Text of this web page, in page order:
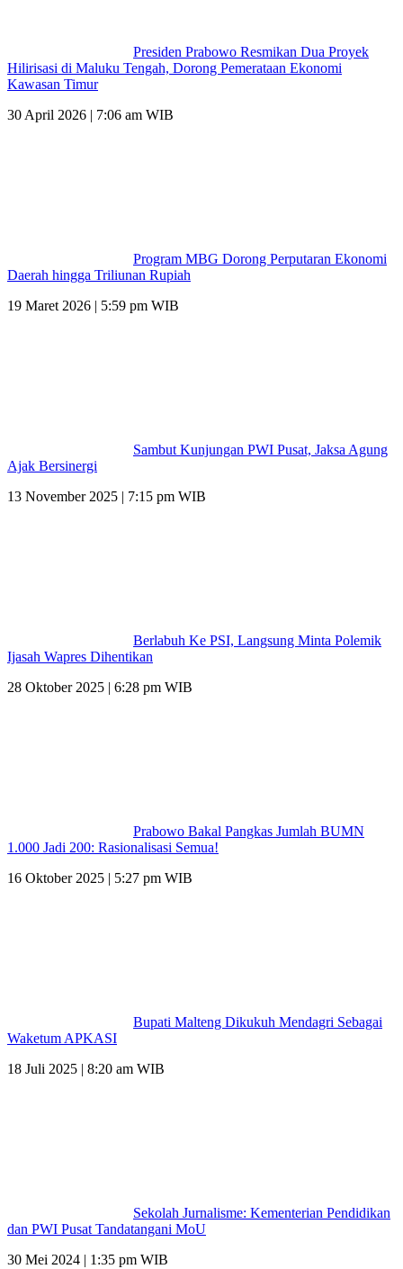
Presiden Prabowo Resmikan Dua Proyek
Hilirisasi di Maluku Tengah, Dorong Pemerataan Ekonomi
Kawasan Timur
30 April 2026 | 7:06 am WIB
Program MBG Dorong Perputaran Ekonomi
Daerah hingga Triliunan Rupiah
19 Maret 2026 | 5:59 pm WIB
Sambut Kunjungan PWI Pusat, Jaksa Agung
Ajak Bersinergi
13 November 2025 | 7:15 pm WIB
Berlabuh Ke PSI, Langsung Minta Polemik
Ijasah Wapres Dihentikan
28 Oktober 2025 | 6:28 pm WIB
Prabowo Bakal Pangkas Jumlah BUMN
1.000 Jadi 200: Rasionalisasi Semua!
16 Oktober 2025 | 5:27 pm WIB
Bupati Malteng Dikukuh Mendagri Sebagai
Waketum APKASI
18 Juli 2025 | 8:20 am WIB
Sekolah Jurnalisme: Kementerian Pendidikan
dan PWI Pusat Tandatangani MoU
30 Mei 2024 | 1:35 pm WIB